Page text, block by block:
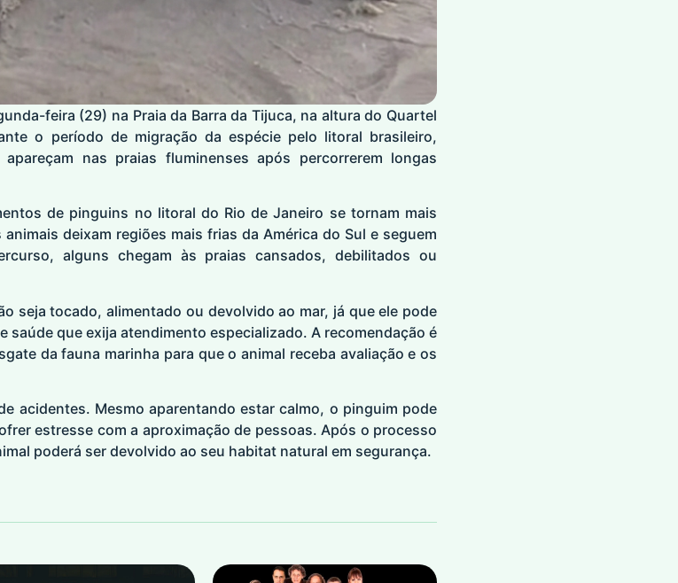
feira (29) na Praia da Barra da Tijuca, na altura do Quartel
o período de migração da espécie pelo litoral brasileiro,
nas praias fluminenses após percorrerem longas
de pinguins no litoral do Rio de Janeiro se tornam mais
deixam regiões mais frias da América do Sul e seguem
alguns chegam às praias cansados, debilitados ou
seja tocado, alimentado ou devolvido ao mar, já que ele pode
saúde que exija atendimento especializado. A recomendação é
da fauna marinha para que o animal receba avaliação e os
acidentes. Mesmo aparentando estar calmo, o pinguim pode
estresse com a aproximação de pessoas. Após o processo
poderá ser devolvido ao seu habitat natural em segurança.